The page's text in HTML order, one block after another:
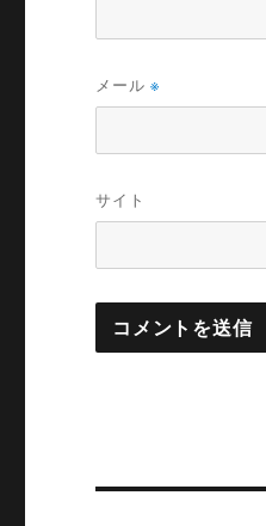
メール※
サイト